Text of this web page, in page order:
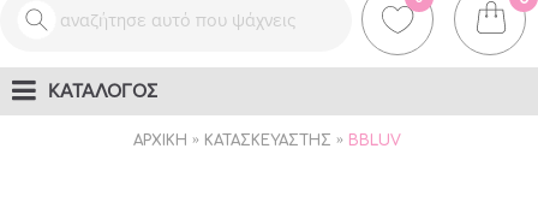
ΚΑΤΑΛΟΓΟΣ
ΑΡΧΙΚΉ ΚΑΤΑΣΚΕΥΑΣΤΉΣ BBLUV